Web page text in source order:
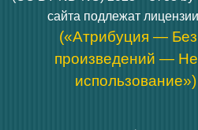
сайта подлежат
(«Атрибуция —
произведений —